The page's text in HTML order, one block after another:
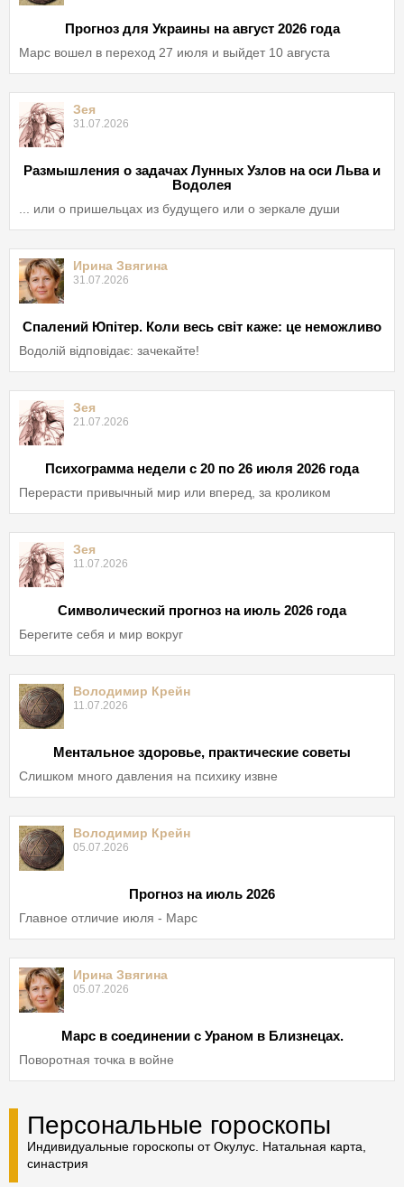
Прогноз для Украины на август 2026 года
Марс вошел в переход 27 июля и выйдет 10 августа
Зея
31.07.2026
Размышления о задачах Лунных Узлов на оси Льва и
Водолея
... или о пришельцах из будущего или о зеркале души
Ирина Звягина
31.07.2026
Спалений Юпітер. Коли весь світ каже: це неможливо
Водолій відповідає: зачекайте!
Зея
21.07.2026
Психограмма недели с 20 по 26 июля 2026 года
Перерасти привычный мир или вперед, за кроликом
Зея
11.07.2026
Символический прогноз на июль 2026 года
Берегите себя и мир вокруг
Володимир Крейн
11.07.2026
Ментальное здоровье, практические советы
Слишком много давления на психику извне
Володимир Крейн
05.07.2026
Прогноз на июль 2026
Главное отличие июля - Марс
Ирина Звягина
05.07.2026
Марс в соединении с Ураном в Близнецах.
Поворотная точка в войне
Персональные гороскопы
Индивидуальные гороскопы от Окулус. Натальная карта,
синастрия